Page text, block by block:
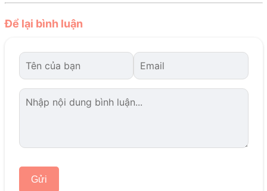
Để lại bình luận
Gửi